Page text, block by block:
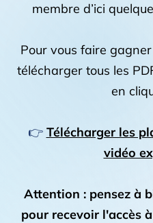
membre d’ici
Pour vous faire
télécharger tous les
en
👉 Télécharger les
vidéo
Attention : pensez à
pour recevoir l'accès